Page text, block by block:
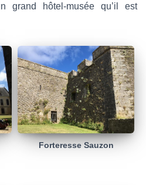
grand hôtel-musée qu’il est
Forteresse Sauzon